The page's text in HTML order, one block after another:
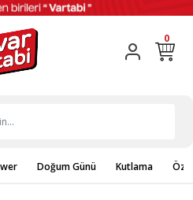
0
Doğum Günü Kutlama